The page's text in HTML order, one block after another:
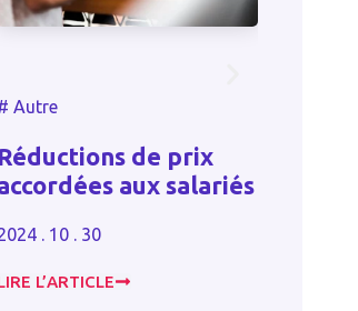
Autre
Réductions de prix
aux salariés
. 10 . 30
L’ARTICLE